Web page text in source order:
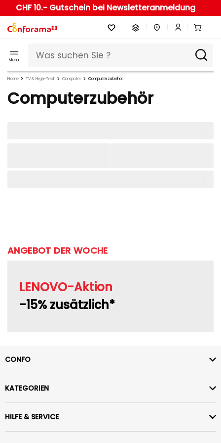
CHF 10.- Gutschein bei Newsletteranmeldung
Menü
Home TV & High-Tech Computer Computerzubehör
Computerzubehör
ANGEBOT DER WOCHE
LENOVO-Aktion
-15% zusätzlich*
CONFO
KATEGORIEN
HILFE & SERVICE